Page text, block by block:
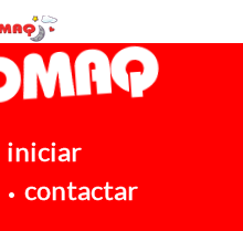
iniciar
• contactar